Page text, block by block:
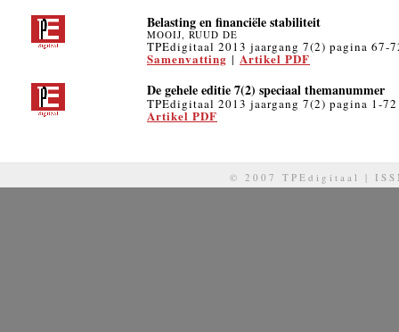
Belasting en financiële stabiliteit
MOOIJ, RUUD DE
TPEdigitaal 2013 jaargang 7(2) pagina 67-
Samenvatting | Artikel PDF
De gehele editie 7(2) speciaal themanummer
TPEdigitaal 2013 jaargang 7(2) pagina 1-72
Artikel PDF
© 2007 TPEdigitaal |